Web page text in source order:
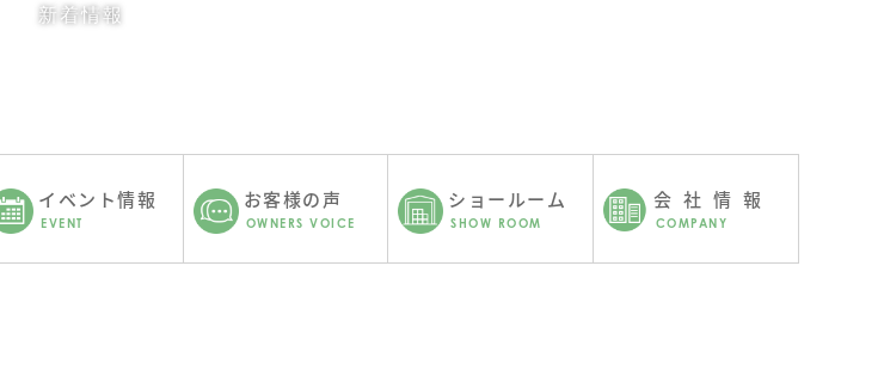
イベント情報
EVENT
お客様の声
OWNERS VOICE
ショールーム
SHOW ROOM
会社情報
COMPANY
新着情報